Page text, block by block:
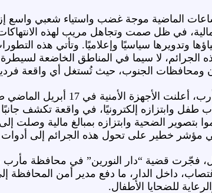
الماضية موجة غضب واستياء شعبي واسع
في ظل صمت وتجاهل مريب لهذه
وتدويرها سياسيًا وإعلاميًا. وتأتي هذه
الجرائم، لا سيما في المناطق الخاضعة
ومحافظات الجنوب، حيث تُستغل أي واقعة
ففي محافظة مأرب،
طفل وابتزازه إلكترونيًا، في واقعة تكشف جانبًا
بتصوير الضحية وابتزازه بمبالغ مالية
مؤشر خطير على تحول هذه الجرائم إلى أدوات
داخل الدار، ما دفع مدير أمن
للضحايا الأطفال.